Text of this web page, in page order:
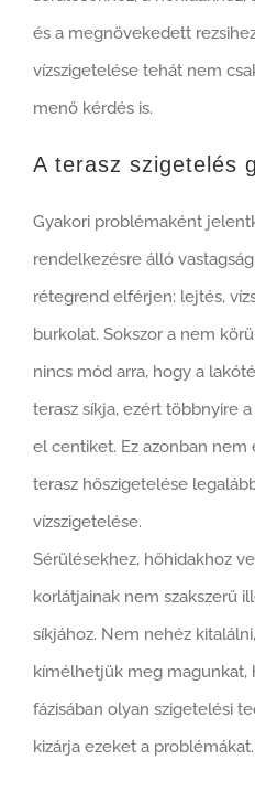
és a megnövekedett
vízszigetelése tehát nem
menő kérdés is.
A terasz szigetelés
Gyakori problémaként
rendelkezésre álló
rétegrend elférjen: lejtés,
burkolat. Sokszor a nem
nincs mód arra, hogy a
terasz síkja, ezért többnyire
el centiket. Ez azonban
terasz hőszigetelése
vízszigetelése.
Sérülésekhez, hőhidakhoz
korlátjainak nem szakszerű
síkjához. Nem nehéz
kímélhetjük meg magunkat,
fázisában olyan szigetelési
kizárja ezeket a problémákat.